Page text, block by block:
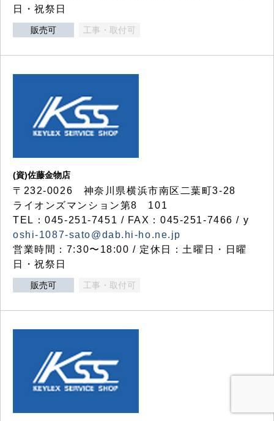
日・祝祭日
販売可 工事・取付可
(資)佐藤金物店
〒232-0026 神奈川県横浜市南区二葉町3-28
ライオンズマンション第8 101
TEL：045-251-7451 / FAX：045-251-7466 / y
oshi-1087-sato@dab.hi-ho.ne.jp
営業時間：7:30〜18:00 / 定休日：土曜日・日曜
日・祝祭日
販売可 工事・取付可